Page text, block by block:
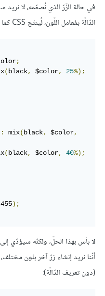
في حالة الزّرّ الذي نُصمّمه، لا
الدّالّة بمُعامل اللّون، لُينتَج CSS كما نتوقّع:
;
( black, $color, 25%);
: mix( black, $color,
( black, $color, 40%);
);
لا بأس بهذا الحلّ، ولكنّه سيؤدّي
(دون تعريف الدّالّة):